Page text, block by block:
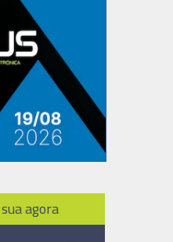
agora